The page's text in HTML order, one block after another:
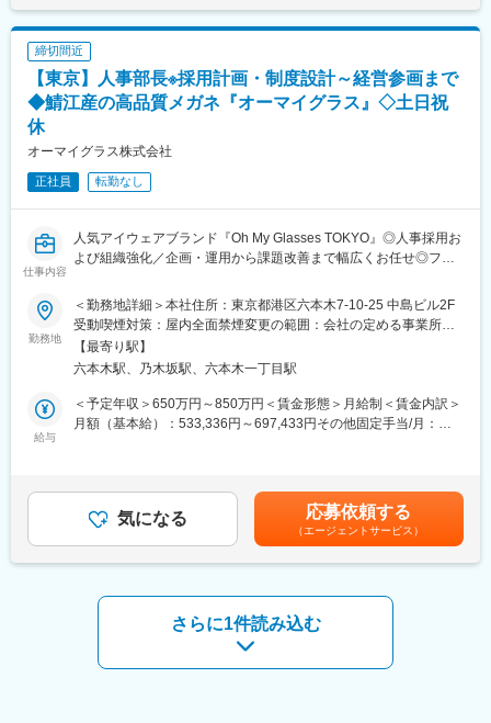
レイ」をサポートします。
◇健康食品：現代人は、生活スタイルの乱れなどから、体に必要
な栄養が不足しがちになっています。厳選した原料、当社の技術
で、飲みやすさと品質にこだわった商品を皆さまの毎日に提案し
ています。
変更の範囲：会社の定める業務
・サクセッションプラン、経営層・幹部層の評価設計
・採用戦略の全社設計（実行フェーズは人事チームと連携）
・組織開発・カルチャー醸成の戦略設計（Wevox等のエンゲージ
メント施策を含む）
・店舗営業本部・管理本部との役割再定義の主導
・海外拠点（台湾）における人事ガバナンス体制の構築
■ブランド魅力：
〈オンラインと店舗の連携〉鯖江産の高品質なメガネの一貫した
験の提供に強みを持ち、海外展開も拡大中です。
〈上質な顧客体感価値〉お客様がネットで取り寄せた商品を自宅
で試着し、店舗でレンズ調整・購入が可能です。きめ細やかな視
力測定やフィッティングを通じて、一人ひとりのお客様に上質な
体験を提供しています。
変更の範囲：会社の定める業務
めた表記です。
締切間近
【東京】人事部長※採用計画・制度設計～経営参画まで
◆鯖江産の高品質メガネ『オーマイグラス』◇土日祝
休
オーマイグラス株式会社
正社員 転勤なし
仕事内容
人気アイウェアブランド『Oh My Glasses TOKYO』◎人事採用お
よび組織強化／企画・運用から課題改善まで幅広くお任せ◎フレ
■募集背景：
自社ブランドのメガネを企画、製造、販売しており、日本国内外
に展開している同社において、今後の海外展開や新店オープンを
含め、事業成長を支えていくうえで人事部長を募集いたします。
＜メイン＞
・採用戦略立案・採用ブランディング（自社オウンドメディア・
SNS・Note等の企画運用）
・新卒・中途・アルバイトの各チャネル運用と効果検証
◇組織開発・人材育成・人事制度
・エンゲージメントサーベイの設計・運用・改善アクション主導
・社内広報・社内報、全社イベントの企画運営
勤務地
＜勤務地詳細＞本社住所：東京都港区六本木7-10-25 中島ビル2F
受動喫煙対策：屋内全面禁煙変更の範囲：会社の定める事業所
（リモートワーク含む）
【最寄り駅】
六本木駅、乃木坂駅、六本木一丁目駅
給与
＜予定年収＞650万円～850万円＜賃金形態＞月給制＜賃金内訳＞
月額（基本給）：533,336円～697,433円その他固定手当/月：
適用外です。■昇給：年1回■その他固定手当：深夜残業代10時間
分：8,330円～10,900円賃金はあくまでも目安の金額であり、選
考を通じて上下する可能性があります。月給(月額)は固定手当を含
めた表記です。
気になる 応募依頼する
（エージェントサービス）
さらに1件読み込む